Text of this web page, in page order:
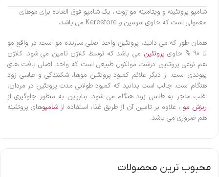
شامپو پروتئینه و ویتامینه مو ژوت ، یک شامپو فوق العاده برای موهای
معمولی است که حاوی سرسین و Kerestore می باشد.
همان طور که می دانید، پروتئین واحد اصلی سازنده مو است. در واقع مو
تا 90 % حاوی
پروتئین می باشد که توسط کلاژن تامین می شود. کلاژن
هم نوعی پروتئین درشت مولکول طبیعی است که واحد اصلی بافت های
پیوندی است. از دیگر علائم کمبود پروتئین موها، شکنندگی و طاسی زود
هنگام است. جالب است بدانید که کمبود طولانی مدت پروتئین در مردان،
اغلب منجر به طاسی زود هنگام می شود. بنابراین به منظور جلوگیری از
ریزش مو ، علاوه بر تامین آن از طریق غذا، استفاده از شامپوهای پروتئینه
هم ضروری می باشد.
محبوب ترین محصولات